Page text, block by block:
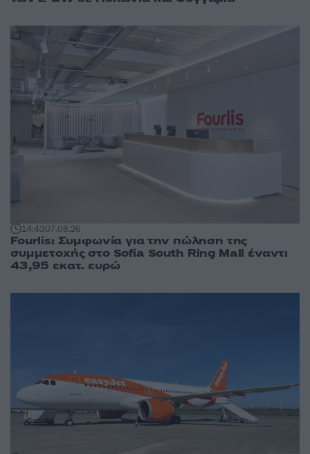
14:4307.08.26
Fourlis: Συμφωνία για την πώληση της
συμμετοχής στο Sofia South Ring Mall έναντι
43,95 εκατ. ευρώ